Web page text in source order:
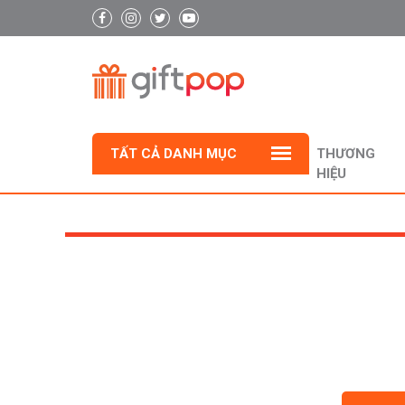
TẤT CẢ DANH MỤC
THƯƠNG
HIỆU